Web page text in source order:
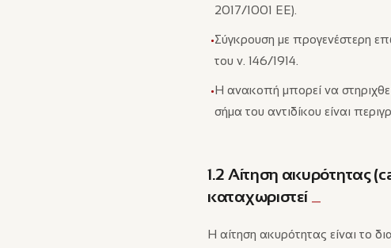
2017/1001 ΕΕ).
•Σύγκρουση με προγενέστερη
του ν. 146/1914.
•Η ανακοπή μπορεί να
σήμα του αντιδίκου είναι
1.2 Αίτηση ακυρότητας
καταχωριστεί
Η αίτηση ακυρότητας είναι το